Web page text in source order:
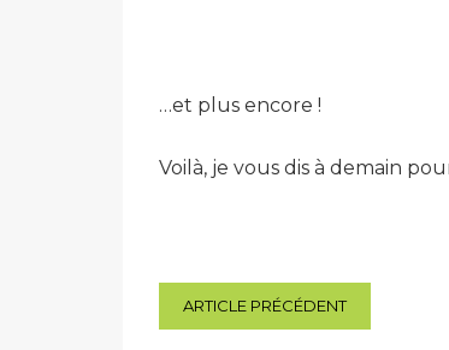
…et plus encore !
Voilà, je vous dis à demain
Navigation
ARTICLE PRÉCÉDENT